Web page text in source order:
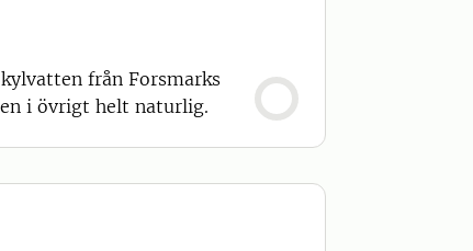
från Forsmarks
i övrigt helt naturlig.